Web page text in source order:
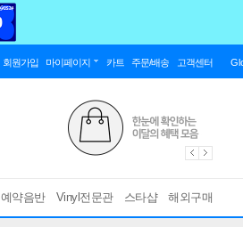
회원가입 마이페이지 카트 주문/배송 고객센터
예약음반 Vinyl전문관 스타샵 해외구매